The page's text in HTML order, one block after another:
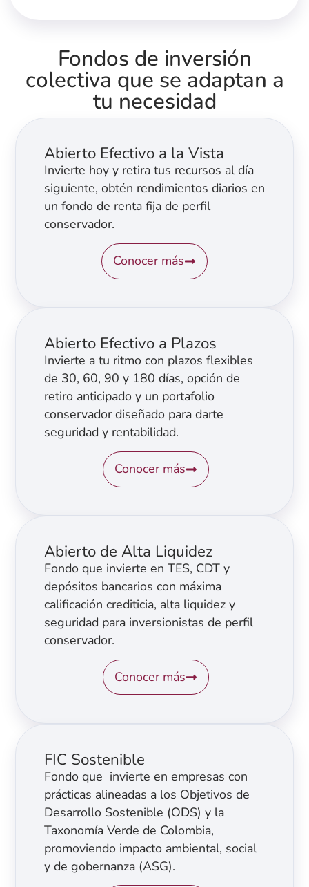
Fondos de inversión
colectiva que se adaptan a
tu necesidad
Abierto Efectivo a la Vista
Invierte hoy y retira tus recursos al día
siguiente, obtén rendimientos diarios en
un fondo de renta fija de perfil
conservador.
Conocer más
Abierto Efectivo a Plazos
Invierte a tu ritmo con plazos flexibles
de 30, 60, 90 y 180 días, opción de
retiro anticipado y un portafolio
conservador diseñado para darte
seguridad y rentabilidad.
Conocer más
Abierto de Alta Liquidez
Fondo que invierte en TES, CDT y
depósitos bancarios con máxima
calificación crediticia, alta liquidez y
seguridad para inversionistas de perfil
conservador.
Conocer más
FIC Sostenible
Fondo que invierte en empresas con
prácticas alineadas a los Objetivos de
Desarrollo Sostenible (ODS) y la
Taxonomía Verde de Colombia,
promoviendo impacto ambiental, social
y de gobernanza (ASG).